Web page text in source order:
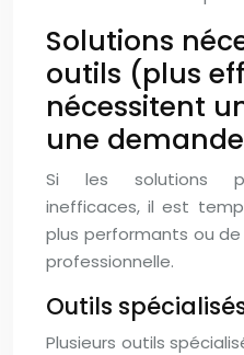
Solutions
outils (plus
nécessitent
une
Si les solutions
inefficaces, il est
plus performants ou
professionnelle.
Outils
Plusieurs outils